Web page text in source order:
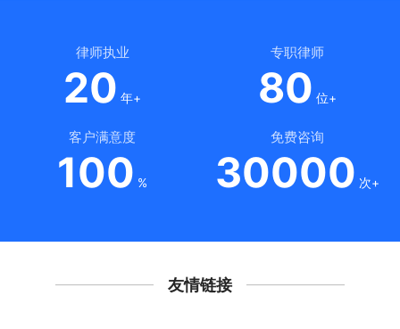
律师执业
20 年+
专职律师
80 位+
客户满意度
100 %
免费咨询
30000 次+
友情链接